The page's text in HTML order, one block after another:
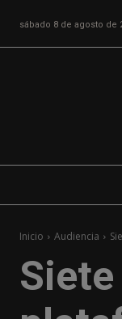
sábado 8 de agosto de
Inicio Audiencia